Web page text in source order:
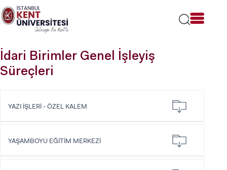
Lütfen
dikkat:
Bu
bir
erişilebilirlik
sistemi
İdari Birimler Genel İşleyiş
Süreçleri
YAZI İŞLERİ - ÖZEL KALEM
YAŞAMBOYU EĞİTİM MERKEZİ